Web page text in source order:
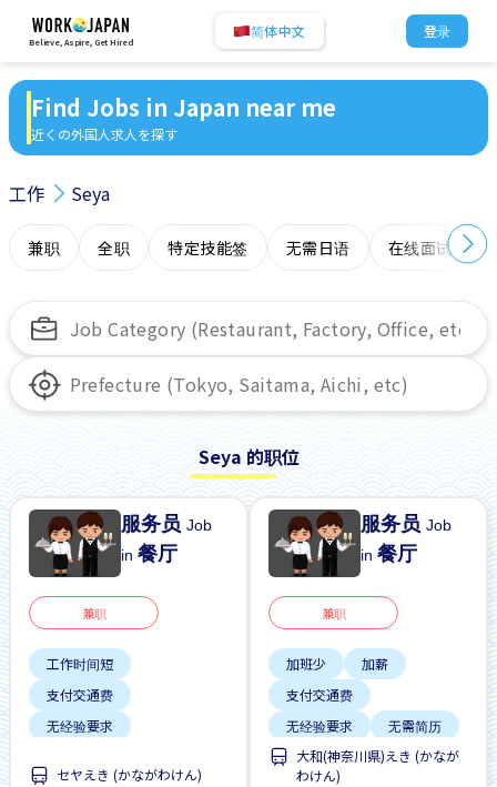
Believe, Aspire, Get Hired
简体中文 登录
Find Jobs in Japan near me
近くの外国人求人を探す
工作 Seya
兼职 全职 特定技能签 无需日语 在线面试
Seya 的职位
服务员Job
in餐厅
兼职
工作时间短
支付交通费
无经验要求
セヤえき (かながわけん)
服务员Job
in餐厅
兼职
加班少
加薪
支付交通费
无经验要求
无需简历
大和(神奈川県)えき (かなが
わけん)